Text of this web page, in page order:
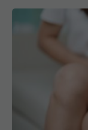
8 cauze